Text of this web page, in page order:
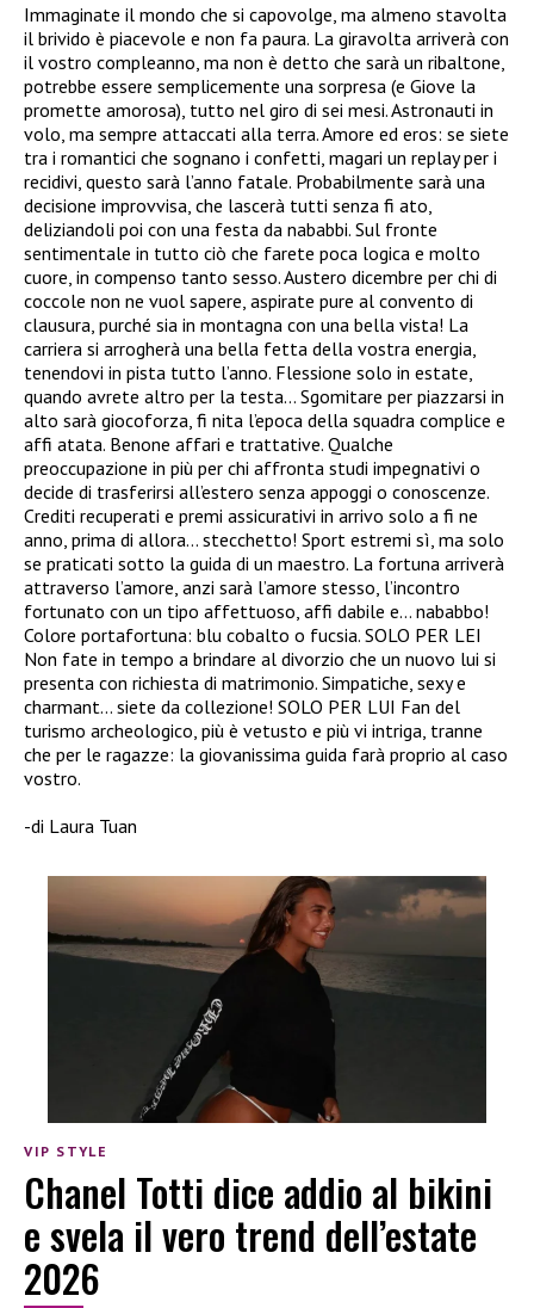
Immaginate il mondo che si capovolge, ma almeno stavolta
il brivido è piacevole e non fa paura. La giravolta arriverà con
il vostro compleanno, ma non è detto che sarà un ribaltone,
potrebbe essere semplicemente una sorpresa (e Giove la
promette amorosa), tutto nel giro di sei mesi. Astronauti in
volo, ma sempre attaccati alla terra. Amore ed eros: se siete
tra i romantici che sognano i confetti, magari un replay per i
recidivi, questo sarà l’anno fatale. Probabilmente sarà una
decisione improvvisa, che lascerà tutti senza fi ato,
deliziandoli poi con una festa da nababbi. Sul fronte
sentimentale in tutto ciò che farete poca logica e molto
cuore, in compenso tanto sesso. Austero dicembre per chi di
coccole non ne vuol sapere, aspirate pure al convento di
clausura, purché sia in montagna con una bella vista! La
carriera si arrogherà una bella fetta della vostra energia,
tenendovi in pista tutto l’anno. Flessione solo in estate,
quando avrete altro per la testa… Sgomitare per piazzarsi in
alto sarà giocoforza, fi nita l’epoca della squadra complice e
affi atata. Benone affari e trattative. Qualche
preoccupazione in più per chi affronta studi impegnativi o
decide di trasferirsi all’estero senza appoggi o conoscenze.
Crediti recuperati e premi assicurativi in arrivo solo a fi ne
anno, prima di allora… stecchetto! Sport estremi sì, ma solo
se praticati sotto la guida di un maestro. La fortuna arriverà
attraverso l’amore, anzi sarà l’amore stesso, l’incontro
fortunato con un tipo affettuoso, affi dabile e… nababbo!
Colore portafortuna: blu cobalto o fucsia. SOLO PER LEI
Non fate in tempo a brindare al divorzio che un nuovo lui si
presenta con richiesta di matrimonio. Simpatiche, sexy e
charmant… siete da collezione! SOLO PER LUI Fan del
turismo archeologico, più è vetusto e più vi intriga, tranne
che per le ragazze: la giovanissima guida farà proprio al caso
vostro.
-di Laura Tuan
VIP STYLE
Chanel Totti dice addio al bikini
e svela il vero trend dell’estate
2026